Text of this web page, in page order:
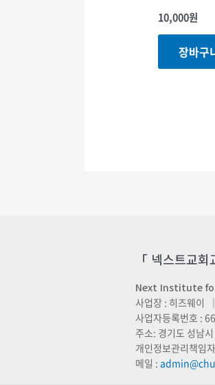
10,000원
장바구
「 넥스트교회
Next Institute
사업장 : 히즈웨이
사업자등록번호 :
주소: 경기도 성남
개인정보관리책임
메일 :